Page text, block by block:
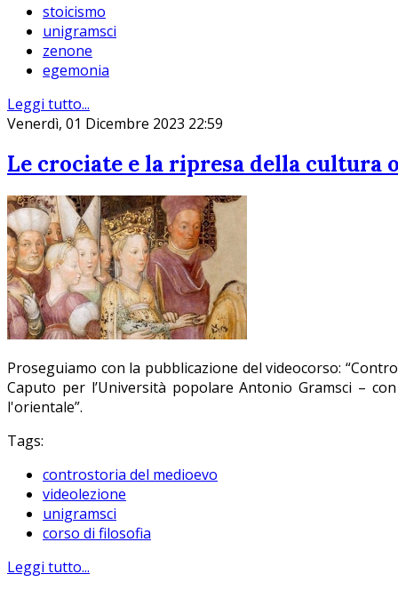
stoicismo
unigramsci
zenone
egemonia
Leggi tutto...
Venerdì, 01 Dicembre 2023 22:59
Le crociate e la ripresa della cultura
Proseguiamo con la pubblicazione del videocorso:
Caputo per l’Università popolare Antonio Gramsci –
l'orientale”.
Tags:
controstoria del medioevo
videolezione
unigramsci
corso di filosofia
Leggi tutto...